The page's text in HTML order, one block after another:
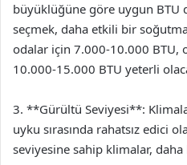
büyüklüğüne göre uygun BTU
seçmek, daha etkili bir
odalar için 7.000-10.000 BTU,
10.000-15.000 BTU yeterli
3. **Gürültü Seviyesi**:
uyku sırasında rahatsız edici
seviyesine sahip klimalar,